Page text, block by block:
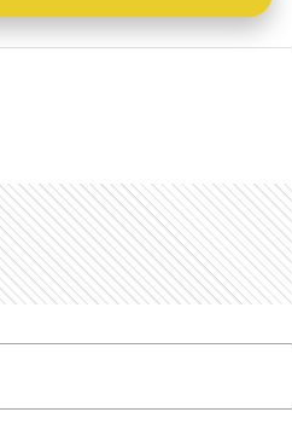
Degenerado siguió a dos
jóvenes y les mostró sus
POLICIALES